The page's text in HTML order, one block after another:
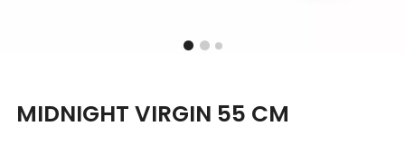
MIDNIGHT VIRGIN 55 CM